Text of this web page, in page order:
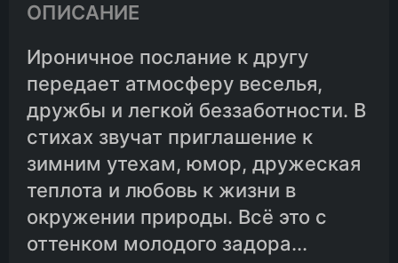
ОПИСАНИЕ
Ироничное послание к другу
передает атмосферу веселья,
дружбы и легкой беззаботности. В
стихах звучат приглашение к
зимним утехам, юмор, дружеская
теплота и любовь к жизни в
окружении природы. Всё это с
оттенком молодого задора...